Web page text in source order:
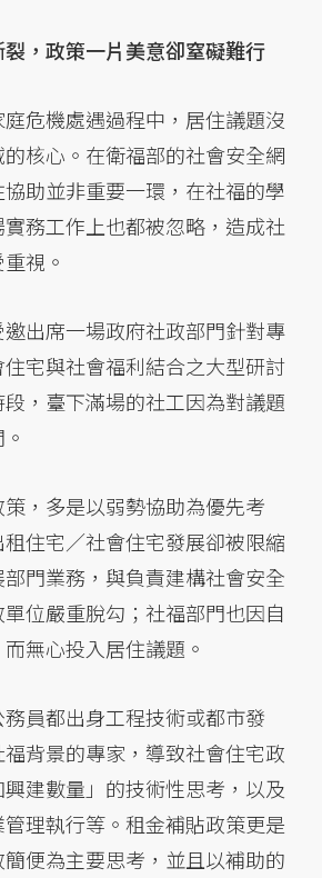
，政策一片美意卻窒礙難行
危機處遇過程中，居住議題沒
核心。在衛福部的社會安全網
助並非重要一環，在社福的學
務工作上也都被忽略，造成社
視。
出席一場政府社政部門針對專
宅與社會福利結合之大型研討
，臺下滿場的社工因為對議題
，多是以弱勢協助為優先考
住宅／社會住宅發展卻被限縮
門業務，與負責建構社會安全
位嚴重脫勾；社福部門也因自
無心投入居住議題。
員都出身工程技術或都市發
背景的專家，導致社會住宅政
建數量」的技術性思考，以及
理執行等。租金補貼政策更是
便為主要思考，並且以補助的